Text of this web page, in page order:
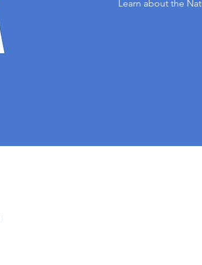
Learn about the